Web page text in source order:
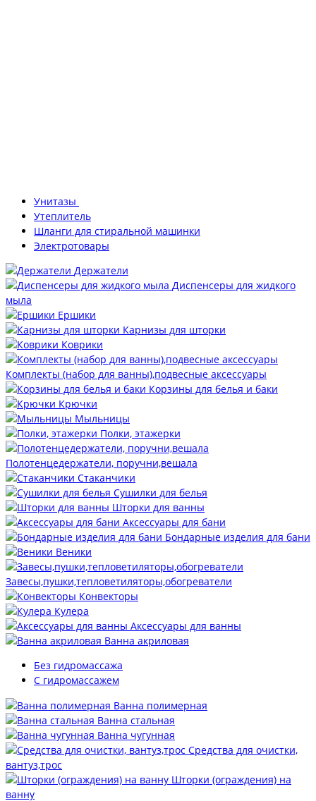
Унитазы
Утеплитель
Шланги для стиральной машинки
Электротовары
Держатели
Диспенсеры для жидкого
мыла
Ершики
Карнизы для шторки
Коврики
Комплекты (набор для ванны),подвесные аксессуары
Корзины для белья и баки
Крючки
Мыльницы
Полки, этажерки
Полотенцедержатели, поручни,вешала
Стаканчики
Сушилки для белья
Шторки для ванны
Аксессуары для бани
Бондарные изделия для бани
Веники
Завесы,пушки,тепловетиляторы,обогреватели
Конвекторы
Кулера
Аксессуары для ванны
Ванна акриловая
Без гидромассажа
С гидромассажем
Ванна полимерная
Ванна стальная
Ванна чугунная
Средства для очистки,
вантуз,трос
Шторки (ограждения) на
ванну